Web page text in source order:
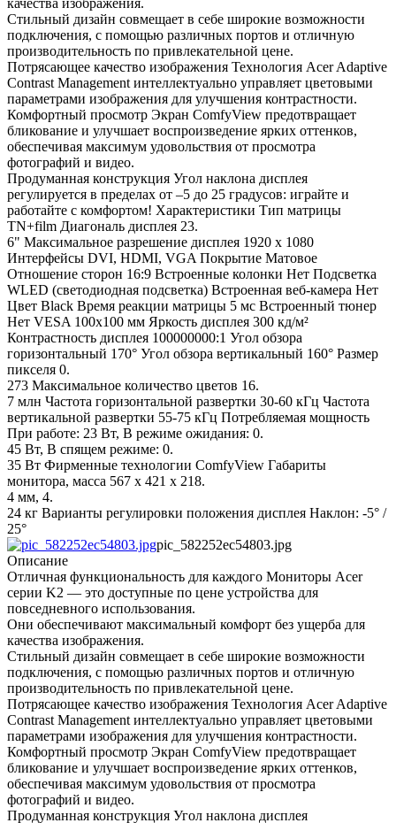
Стильный дизайн совмещает в себе широкие возможности
подключения, с помощью различных портов и отличную
производительность по привлекательной цене.
Потрясающее качество изображения Технология Aсer Adaptive
Contrast Management интеллектуально управляет цветовыми
параметрами изображения для улучшения контрастности.
Комфортный просмотр Экран ComfyView предотвращает
бликование и улучшает воспроизведение ярких оттенков,
обеспечивая максимум удовольствия от просмотра
фотографий и видео.
Продуманная конструкция Угол наклона дисплея
регулируется в пределах от –5 до 25 градусов: играйте и
работайте с комфортом! Характеристики Тип матрицы
TN+film Диагональ дисплея 23.
6" Максимальное разрешение дисплея 1920 x 1080
Интерфейсы DVI, HDMI, VGA Покрытие Матовое
Отношение сторон 16:9 Встроенные колонки Нет Подсветка
WLED (светодиодная подсветка) Встроенная веб-камера Нет
Цвет Black Время реакции матрицы 5 мс Встроенный тюнер
Нет VESA 100х100 мм Яркость дисплея 300 кд/м²
Контрастность дисплея 100000000:1 Угол обзора
горизонтальный 170° Угол обзора вертикальный 160° Размер
пикселя 0.
273 Максимальное количество цветов 16.
7 млн Частота горизонтальной развертки 30-60 кГц Частота
вертикальной развертки 55-75 кГц Потребляемая мощность
При работе: 23 Вт, В режиме ожидания: 0.
45 Вт, В спящем режиме: 0.
35 Вт Фирменные технологии ComfyView Габариты
монитора, масса 567 x 421 x 218.
4 мм, 4.
24 кг Варианты регулировки положения дисплея Наклон: -5° /
25°
pic_582252ec54803.jpg
Описание
Отличная функциональность для каждого Мониторы Acer
серии K2 — это доступные по цене устройства для
повседневного использования.
Они обеспечивают максимальный комфорт без ущерба для
качества изображения.
Стильный дизайн совмещает в себе широкие возможности
подключения, с помощью различных портов и отличную
производительность по привлекательной цене.
Потрясающее качество изображения Технология Aсer Adaptive
Contrast Management интеллектуально управляет цветовыми
параметрами изображения для улучшения контрастности.
Комфортный просмотр Экран ComfyView предотвращает
бликование и улучшает воспроизведение ярких оттенков,
обеспечивая максимум удовольствия от просмотра
фотографий и видео.
Продуманная конструкция Угол наклона дисплея